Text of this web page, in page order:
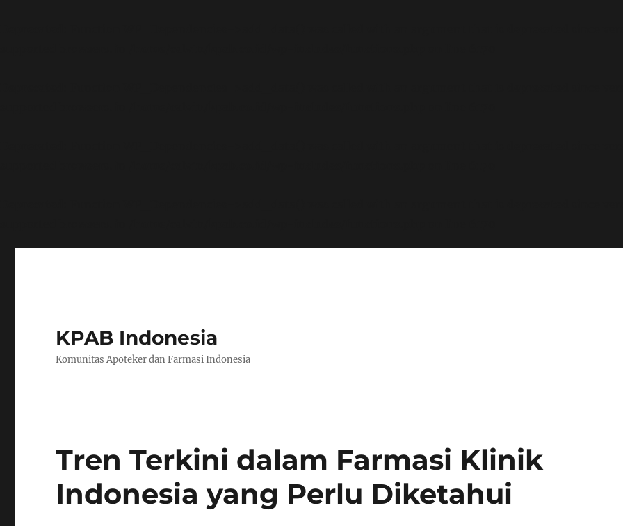
KPAB Indonesia
Komunitas Apoteker dan Farmasi Indonesia
Tren Terkini dalam Farmasi Klinik
Indonesia yang Perlu Diketahui